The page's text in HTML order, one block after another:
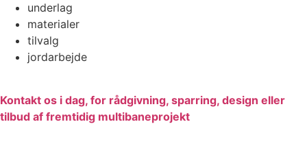
underlag
materialer
tilvalg
jordarbejde
Kontakt os i dag, for rådgivning, sparring, design eller
tilbud af fremtidig multibaneprojekt